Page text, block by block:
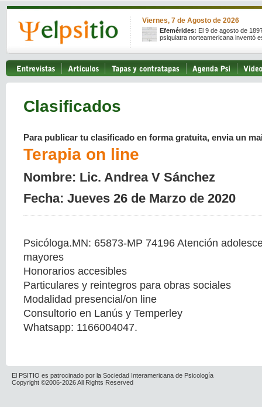
Viernes, 7 de Agosto de 2026
Efemérides: El 9 de agosto de
psiquiatra norteamericana inventó
Clasificados
Para publicar tu clasificado en forma gratuita, envia un
Terapia on line
Nombre: Lic. Andrea V Sánchez
Fecha: Jueves 26 de Marzo de 2020
Psicóloga.MN: 65873-MP 74196 Atención
mayores
Honorarios accesibles
Particulares y reintegros para obras sociales
Modalidad presencial/on line
Consultorio en Lanús y Temperley
Whatsapp: 1166004047.
El PSITIO es patrocinado por la Sociedad Interamericana de Psicología
Copyright ©2006-2026 All Rights Reserved